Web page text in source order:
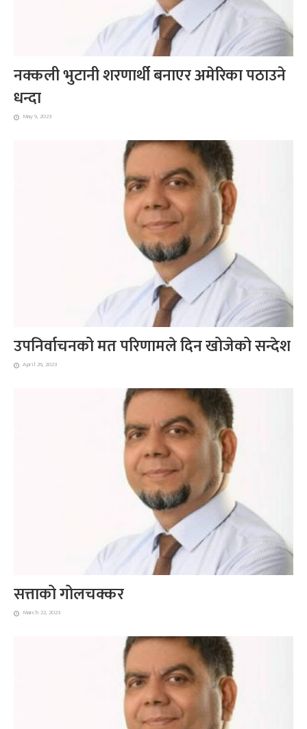
नक्कली भुटानी शरणार्थी बनाएर अमेरिका पठाउने
धन्दा
May 9, 2023
उपनिर्वाचनको मत परिणामले दिन खोजेको सन्देश
April 26, 2023
सत्ताको गोलचक्कर
March 22, 2023